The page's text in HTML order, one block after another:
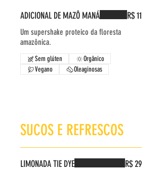
ADICIONAL DE MAZÔ MANÁ
Um supershake proteico da floresta
amazônica.
R$ 11
Sem glúten
Orgânico
Vegano
Oleaginosas
SUCOS E REFRESCOS
LIMONADA TIE DYE R$ 29